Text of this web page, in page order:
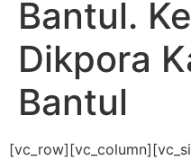
Bantul.
Dikpora
Bantul